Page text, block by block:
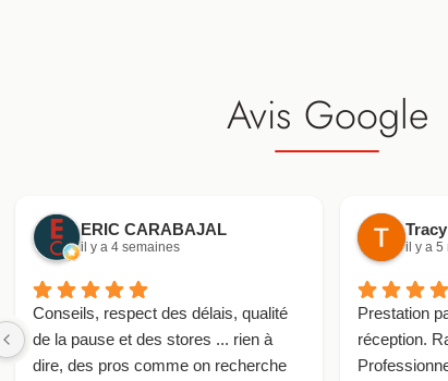
Avis Google
ERIC CARABAJAL
il y a 4 semaines
Conseils, respect des délais, qualité
de la pause et des stores ... rien à
dire, des pros comme on recherche
il y a 5
Prestation
réception.